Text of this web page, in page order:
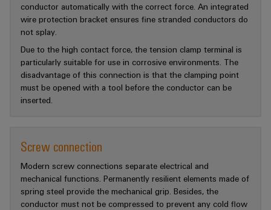
conductor automatically with the correct force. An integrated
wire protection bracket ensures fine stranded conductors do
not splay.
Due to the high contact force, the tension clamp terminal is
particularly suitable for use in corrosive environments. The
disadvantage of this connection is that the clamping point
must be opened with a tool before the conductor can be
inserted.
Screw connection
Modern screw connections separate electrical and
mechanical functions. Permanently resilient elements made of
spring steel provide the mechanical grip. Besides, the
conductor must not be compressed to prevent any cold flow